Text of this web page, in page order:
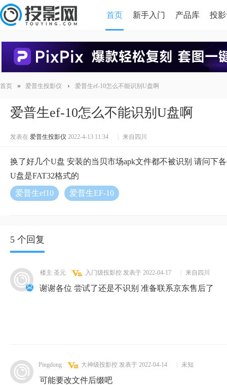
首页 新手入门 产品库 投
首页 » 爱普生投影仪 › 爱普生ef-10怎么不能识别U盘啊
爱普生ef-10怎么不能识别U盘啊
发表在 爱普生投影仪 2022-4-13 11:34 来自四川
换了好几个U盘 安装的当贝市场apk文件都不被识别 请问下
U盘是FAT32格式的
爱普生ef10
爱普生EF-10
5 个回复
楼主 圣元 入门级投影控 发表于 2022-04-17 来自四川
谢谢各位 尝试了还是不识别 准备联系京东售后了
Pingdong 大神级投影控 发表于 2022-04-14 未知
可能要改文件后缀吧